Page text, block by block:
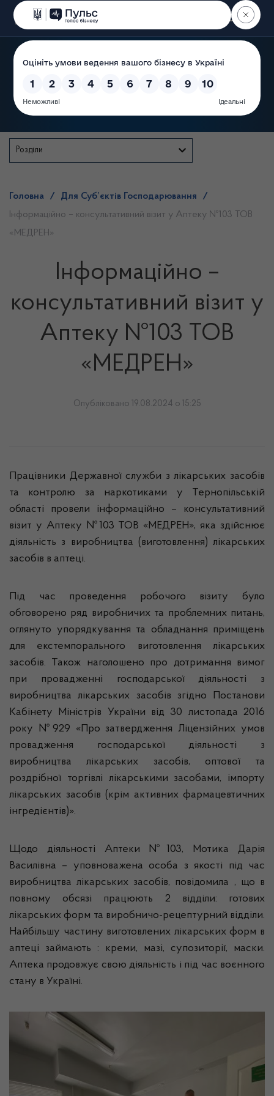
Пошук
Розділи
Головна / Для Суб’єктів Господарювання
/
Інформаційно – консультативний візит у Аптеку №103 ТОВ
«МЕДРЕН»
Інформаційно –
консультативний візит у
Аптеку №103 ТОВ
«МЕДРЕН»
Опубліковано 19.08.2024 о 15:25
Працівники Державної служби з лікарських засобів
та контролю за наркотиками у Тернопільській
області провели інформаційно – консультативний
візит у Аптеку №103 ТОВ «МЕДРЕН», яка здійснює
діяльність з виробництва (виготовлення) лікарських
засобів в аптеці.
Під час проведення робочого візиту було
обговорено ряд виробничих та проблемних питань,
оглянуто упорядкування та обладнання приміщень
для екстемпорального виготовлення лікарських
засобів. Також наголошено про дотримання вимог
при провадженні господарської діяльності з
виробництва лікарських засобів згідно Постанови
Кабінету Міністрів України від 30 листопада 2016
року №929 «Про затвердження Ліцензійних умов
провадження господарської діяльності з
виробництва лікарських засобів, оптової та
роздрібної торгівлі лікарськими засобами, імпорту
лікарських засобів (крім активних фармацевтичних
інгредієнтів)».
Щодо діяльності Аптеки №103, Мотика Дарія
Василівна – уповноважена особа з якості під час
виробництва лікарських засобів, повідомила , що в
повному обсязі працюють 2 відділи: готових
лікарських форм та виробничо-рецептурний відділи.
Найбільшу частину виготовлених лікарських форм в
аптеці займають : креми, мазі, супозиторії, маски.
Аптека продовжує свою діяльність і під час воєнного
стану в Україні.